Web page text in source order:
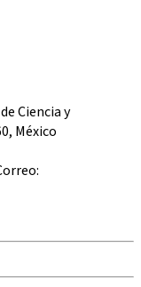
Ciencia y
México